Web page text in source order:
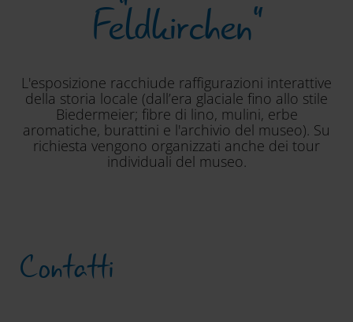
Feldkirchen“
L'esposizione racchiude raffigurazioni interattive
della storia locale (dall’era glaciale fino allo stile
Biedermeier; fibre di lino, mulini, erbe
aromatiche, burattini e l'archivio del museo). Su
richiesta vengono organizzati anche dei tour
individuali del museo.
Contatti